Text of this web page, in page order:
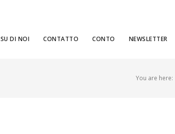
SU DI NOI CONTATTO CONTO NEWSLETTER
You are here: